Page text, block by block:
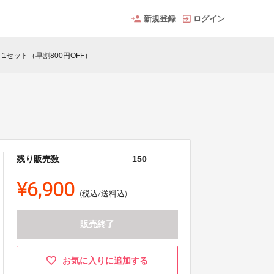
新規登録 ログイン
セット（早割800円OFF）
残り販売数 150
¥6,900 (税込/送料込)
販売終了
お気に入りに追加する